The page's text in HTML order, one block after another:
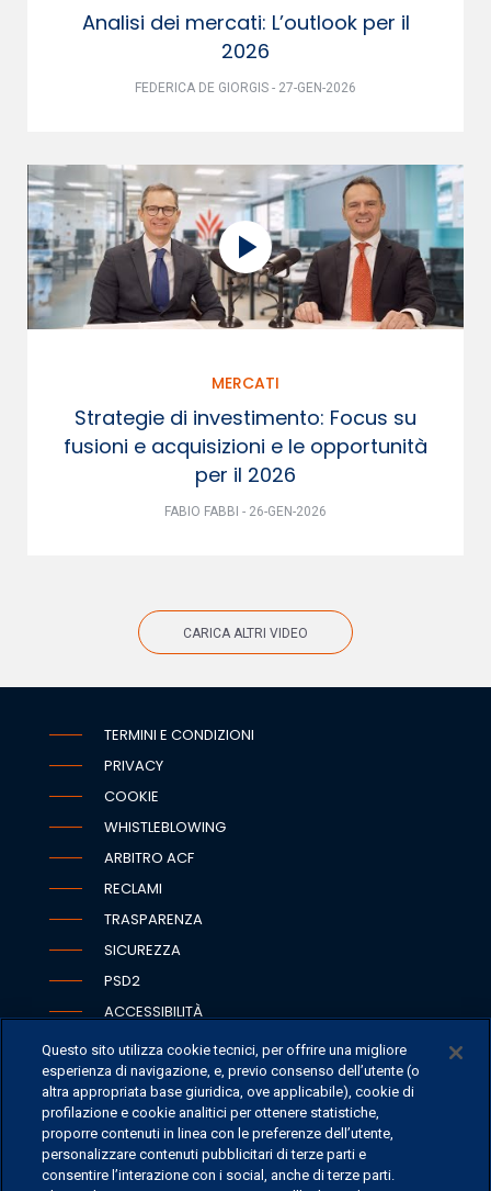
Analisi dei mercati: L’outlook per il
2026
FEDERICA DE GIORGIS - 27-GEN-2026
MERCATI
Strategie di investimento: Focus su
fusioni e acquisizioni e le opportunità
per il 2026
FABIO FABBI - 26-GEN-2026
CARICA ALTRI VIDEO
TERMINI E CONDIZIONI
PRIVACY
COOKIE
WHISTLEBLOWING
ARBITRO ACF
RECLAMI
TRASPARENZA
SICUREZZA
PSD2
ACCESSIBILITÀ
SEDI
CONTATTI
CONTATTI PER I MEDIA
Questo sito utilizza cookie tecnici, per offrire una migliore
esperienza di navigazione, e, previo consenso dell’utente (o
altra appropriata base giuridica, ove applicabile), cookie di
profilazione e cookie analitici per ottenere statistiche,
proporre contenuti in linea con le preferenze dell’utente,
personalizzare contenuti pubblicitari di terze parti e
consentire l’interazione con i social, anche di terze parti.